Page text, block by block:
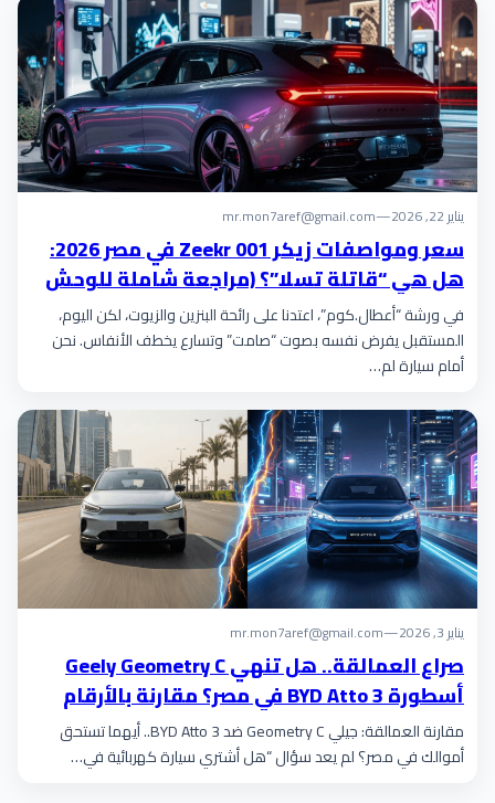
يناير 22, 2026 —
mr.mon7aref@gmail.com
سعر ومواصفات زيكر Zeekr 001 في مصر 2026:
هل هي “قاتلة تسلا”؟ (مراجعة شاملة للوحش
الكهربائي)
في ورشة “أعطال.كوم”، اعتدنا على رائحة البنزين والزيوت، لكن اليوم،
المستقبل يفرض نفسه بصوت “صامت” وتسارع يخطف الأنفاس. نحن
أمام سيارة لم…
يناير 3, 2026 —
mr.mon7aref@gmail.com
صراع العمالقة.. هل تنهي Geely Geometry C
أسطورة BYD Atto 3 في مصر؟ مقارنة بالأرقام
تكشف المستور!
مقارنة العمالقة: جيلي Geometry C ضد BYD Atto 3.. أيهما تستحق
أموالك في مصر؟ لم يعد سؤال “هل أشتري سيارة كهربائية في…